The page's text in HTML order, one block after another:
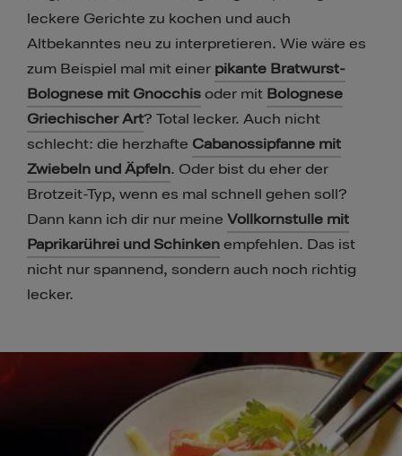
leckere Gerichte zu kochen und auch
Altbekanntes neu zu interpretieren. Wie wäre es
zum Beispiel mal mit einer pikante Bratwurst-
Bolognese mit Gnocchis oder mit Bolognese
Griechischer Art? Total lecker. Auch nicht
schlecht: die herzhafte Cabanossipfanne mit
Zwiebeln und Äpfeln. Oder bist du eher der
Brotzeit-Typ, wenn es mal schnell gehen soll?
Dann kann ich dir nur meine Vollkornstulle mit
Paprikarührei und Schinken empfehlen. Das ist
nicht nur spannend, sondern auch noch richtig
lecker.